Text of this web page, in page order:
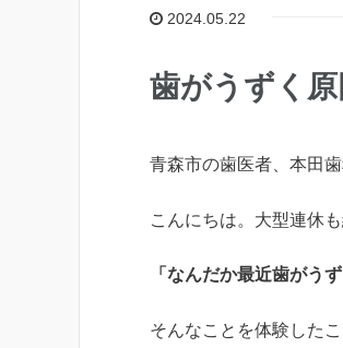
2024.05.22
歯がうずく原
青森市の歯医者、本田
こんにちは。大型連休
「なんだか最近歯がう
そんなことを体験した